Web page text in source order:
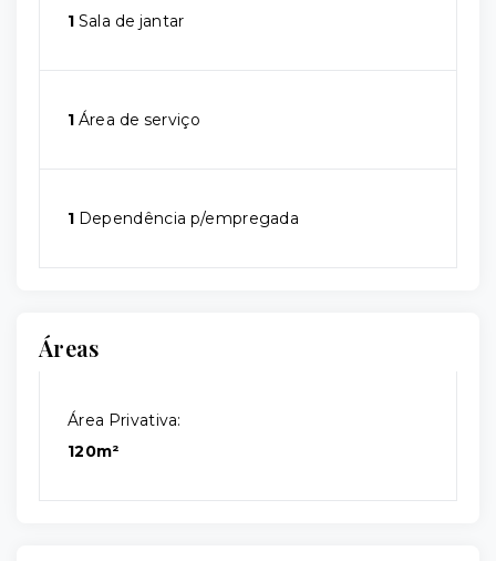
1 Sala de jantar
1 Área de serviço
1 Dependência p/empregada
Áreas
Área Privativa:
120m²